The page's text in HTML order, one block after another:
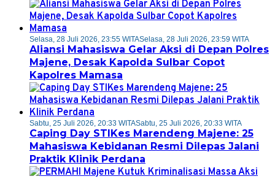
Selasa, 28 Juli 2026, 23:55 WITASelasa, 28 Juli 2026, 23:59 WITA
Aliansi Mahasiswa Gelar Aksi di Depan Polres
Majene, Desak Kapolda Sulbar Copot
Kapolres Mamasa
Sabtu, 25 Juli 2026, 20:33 WITASabtu, 25 Juli 2026, 20:33 WITA
Caping Day STIKes Marendeng Majene: 25
Mahasiswa Kebidanan Resmi Dilepas Jalani
Praktik Klinik Perdana